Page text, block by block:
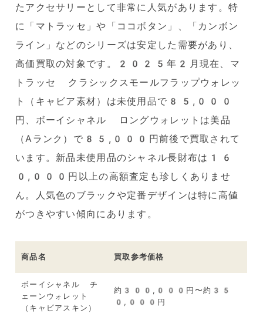
たアクセサリーとして非常に人気があります。特
に「マトラッセ」や「ココボタン」、「カンボン
ライン」などのシリーズは安定した需要があり、
高価買取の対象です。2025年2月現在、マ
トラッセ クラシックスモールフラップウォレッ
ト（キャビア素材）は未使用品で85,000
円、ボーイシャネル ロングウォレットは美品
（Aランク）で85,000円前後で買取されて
います。新品未使用品のシャネル長財布は16
0,000円以上の高額査定も珍しくありませ
ん。人気色のブラックや定番デザインは特に高値
がつきやすい傾向にあります。
商品名 買取参考価格
ボーイシャネル チ
ェーンウォレット
（キャビアスキン）
約300,000円〜約35
0,000円